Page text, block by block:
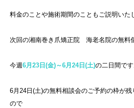
料金のことや施術期間のこともご説明いた
次回の湘南巻き爪矯正院 海老名院の無料
今週6月23日(金)～6月24日(土)の二日間です
6月24日(土)の無料相談会のご予約の枠が
ので